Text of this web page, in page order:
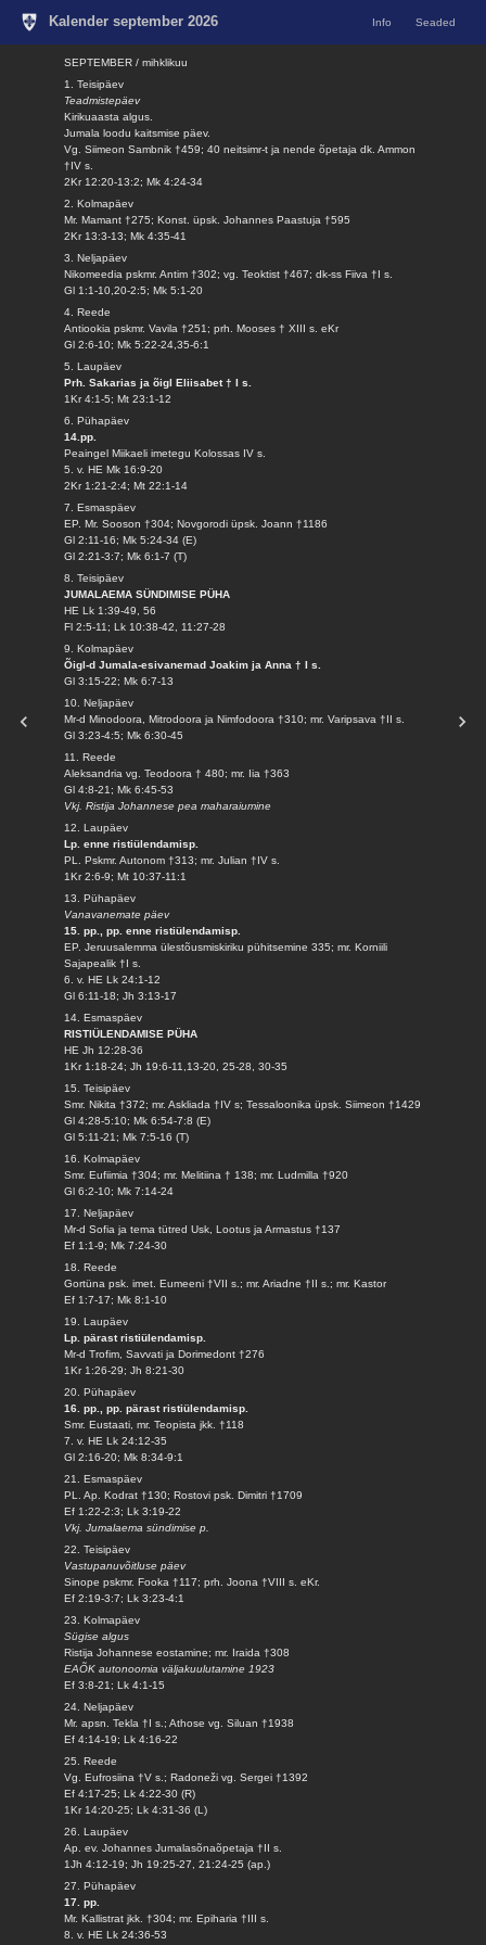
Kalender september 2026 Info Seaded
SEPTEMBER / mihklikuu
1. Teisipäev
Teadmistepäev
Kirikuaasta algus.
Jumala loodu kaitsmise päev.
Vg. Siimeon Sambnik †459; 40 neitsimr-t ja nende õpetaja dk. Ammon
†IV s.
2Kr 12:20-13:2; Mk 4:24-34
2. Kolmapäev
Mr. Mamant †275; Konst. üpsk. Johannes Paastuja †595
2Kr 13:3-13; Mk 4:35-41
3. Neljapäev
Nikomeedia pskmr. Antim †302; vg. Teoktist †467; dk-ss Fiiva †I s.
Gl 1:1-10,20-2:5; Mk 5:1-20
4. Reede
Antiookia pskmr. Vavila †251; prh. Mooses † XIII s. eKr
Gl 2:6-10; Mk 5:22-24,35-6:1
5. Laupäev
Prh. Sakarias ja õigl Eliisabet † I s.
1Kr 4:1-5; Mt 23:1-12
6. Pühapäev
14.pp.
Peaingel Miikaeli imetegu Kolossas IV s.
5. v. HE Mk 16:9-20
2Kr 1:21-2:4; Mt 22:1-14
7. Esmaspäev
EP. Mr. Sooson †304; Novgorodi üpsk. Joann †1186
Gl 2:11-16; Mk 5:24-34 (E)
Gl 2:21-3:7; Mk 6:1-7 (T)
8. Teisipäev
JUMALAEMA SÜNDIMISE PÜHA
HE Lk 1:39-49, 56
Fl 2:5-11; Lk 10:38-42, 11:27-28
9. Kolmapäev
Õigl-d Jumala-esivanemad Joakim ja Anna † I s.
Gl 3:15-22; Mk 6:7-13
10. Neljapäev
Mr-d Minodoora, Mitrodoora ja Nimfodoora †310; mr. Varipsava †II s.
Gl 3:23-4:5; Mk 6:30-45
11. Reede
Aleksandria vg. Teodoora † 480; mr. Iia †363
Gl 4:8-21; Mk 6:45-53
Vkj. Ristija Johannese pea maharaiumine
12. Laupäev
Lp. enne ristiülendamisp.
PL. Pskmr. Autonom †313; mr. Julian †IV s.
1Kr 2:6-9; Mt 10:37-11:1
13. Pühapäev
Vanavanemate päev
15. pp., pp. enne ristiülendamisp.
EP. Jeruusalemma ülestõusmiskiriku pühitsemine 335; mr. Korniili
Sajapealik †I s.
6. v. HE Lk 24:1-12
Gl 6:11-18; Jh 3:13-17
14. Esmaspäev
RISTIÜLENDAMISE PÜHA
HE Jh 12:28-36
1Kr 1:18-24; Jh 19:6-11,13-20, 25-28, 30-35
15. Teisipäev
Smr. Nikita †372; mr. Askliada †IV s; Tessaloonika üpsk. Siimeon †1429
Gl 4:28-5:10; Mk 6:54-7:8 (E)
Gl 5:11-21; Mk 7:5-16 (T)
16. Kolmapäev
Smr. Eufiimia †304; mr. Melitiina † 138; mr. Ludmilla †920
Gl 6:2-10; Mk 7:14-24
17. Neljapäev
Mr-d Sofia ja tema tütred Usk, Lootus ja Armastus †137
Ef 1:1-9; Mk 7:24-30
18. Reede
Gortüna psk. imet. Eumeeni †VII s.; mr. Ariadne †II s.; mr. Kastor
Ef 1:7-17; Mk 8:1-10
19. Laupäev
Lp. pärast ristiülendamisp.
Mr-d Trofim, Savvati ja Dorimedont †276
1Kr 1:26-29; Jh 8:21-30
20. Pühapäev
16. pp., pp. pärast ristiülendamisp.
Smr. Eustaati, mr. Teopista jkk. †118
7. v. HE Lk 24:12-35
Gl 2:16-20; Mk 8:34-9:1
21. Esmaspäev
PL. Ap. Kodrat †130; Rostovi psk. Dimitri †1709
Ef 1:22-2:3; Lk 3:19-22
Vkj. Jumalaema sündimise p.
22. Teisipäev
Vastupanuvõitluse päev
Sinope pskmr. Fooka †117; prh. Joona †VIII s. eKr.
Ef 2:19-3:7; Lk 3:23-4:1
23. Kolmapäev
Sügise algus
Ristija Johannese eostamine; mr. Iraida †308
EAÕK autonoomia väljakuulutamine 1923
Ef 3:8-21; Lk 4:1-15
24. Neljapäev
Mr. apsn. Tekla †I s.; Athose vg. Siluan †1938
Ef 4:14-19; Lk 4:16-22
25. Reede
Vg. Eufrosiina †V s.; Radoneži vg. Sergei †1392
Ef 4:17-25; Lk 4:22-30 (R)
1Kr 14:20-25; Lk 4:31-36 (L)
26. Laupäev
Ap. ev. Johannes Jumalasõnaõpetaja †II s.
1Jh 4:12-19; Jh 19:25-27, 21:24-25 (ap.)
27. Pühapäev
17. pp.
Mr. Kallistrat jkk. †304; mr. Epiharia †III s.
8. v. HE Lk 24:36-53